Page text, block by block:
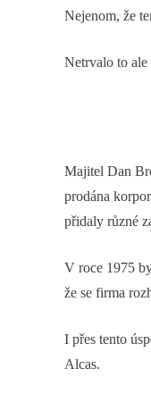
Nejenom, že
Netrvalo to ale
Majitel Dan
prodána
přidaly různé
V roce 1975
že se firma
I přes tento
Alcas.